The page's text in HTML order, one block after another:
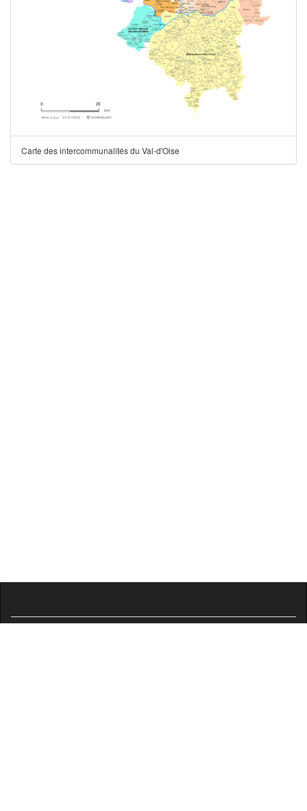
Carte des intercommunalités du Val-d'Oise